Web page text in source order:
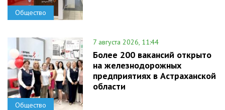
Общество
Общество
7 августа 2026, 11:44
Более 200 вакансий открыто
на железнодорожных
предприятиях в Астраханской
области